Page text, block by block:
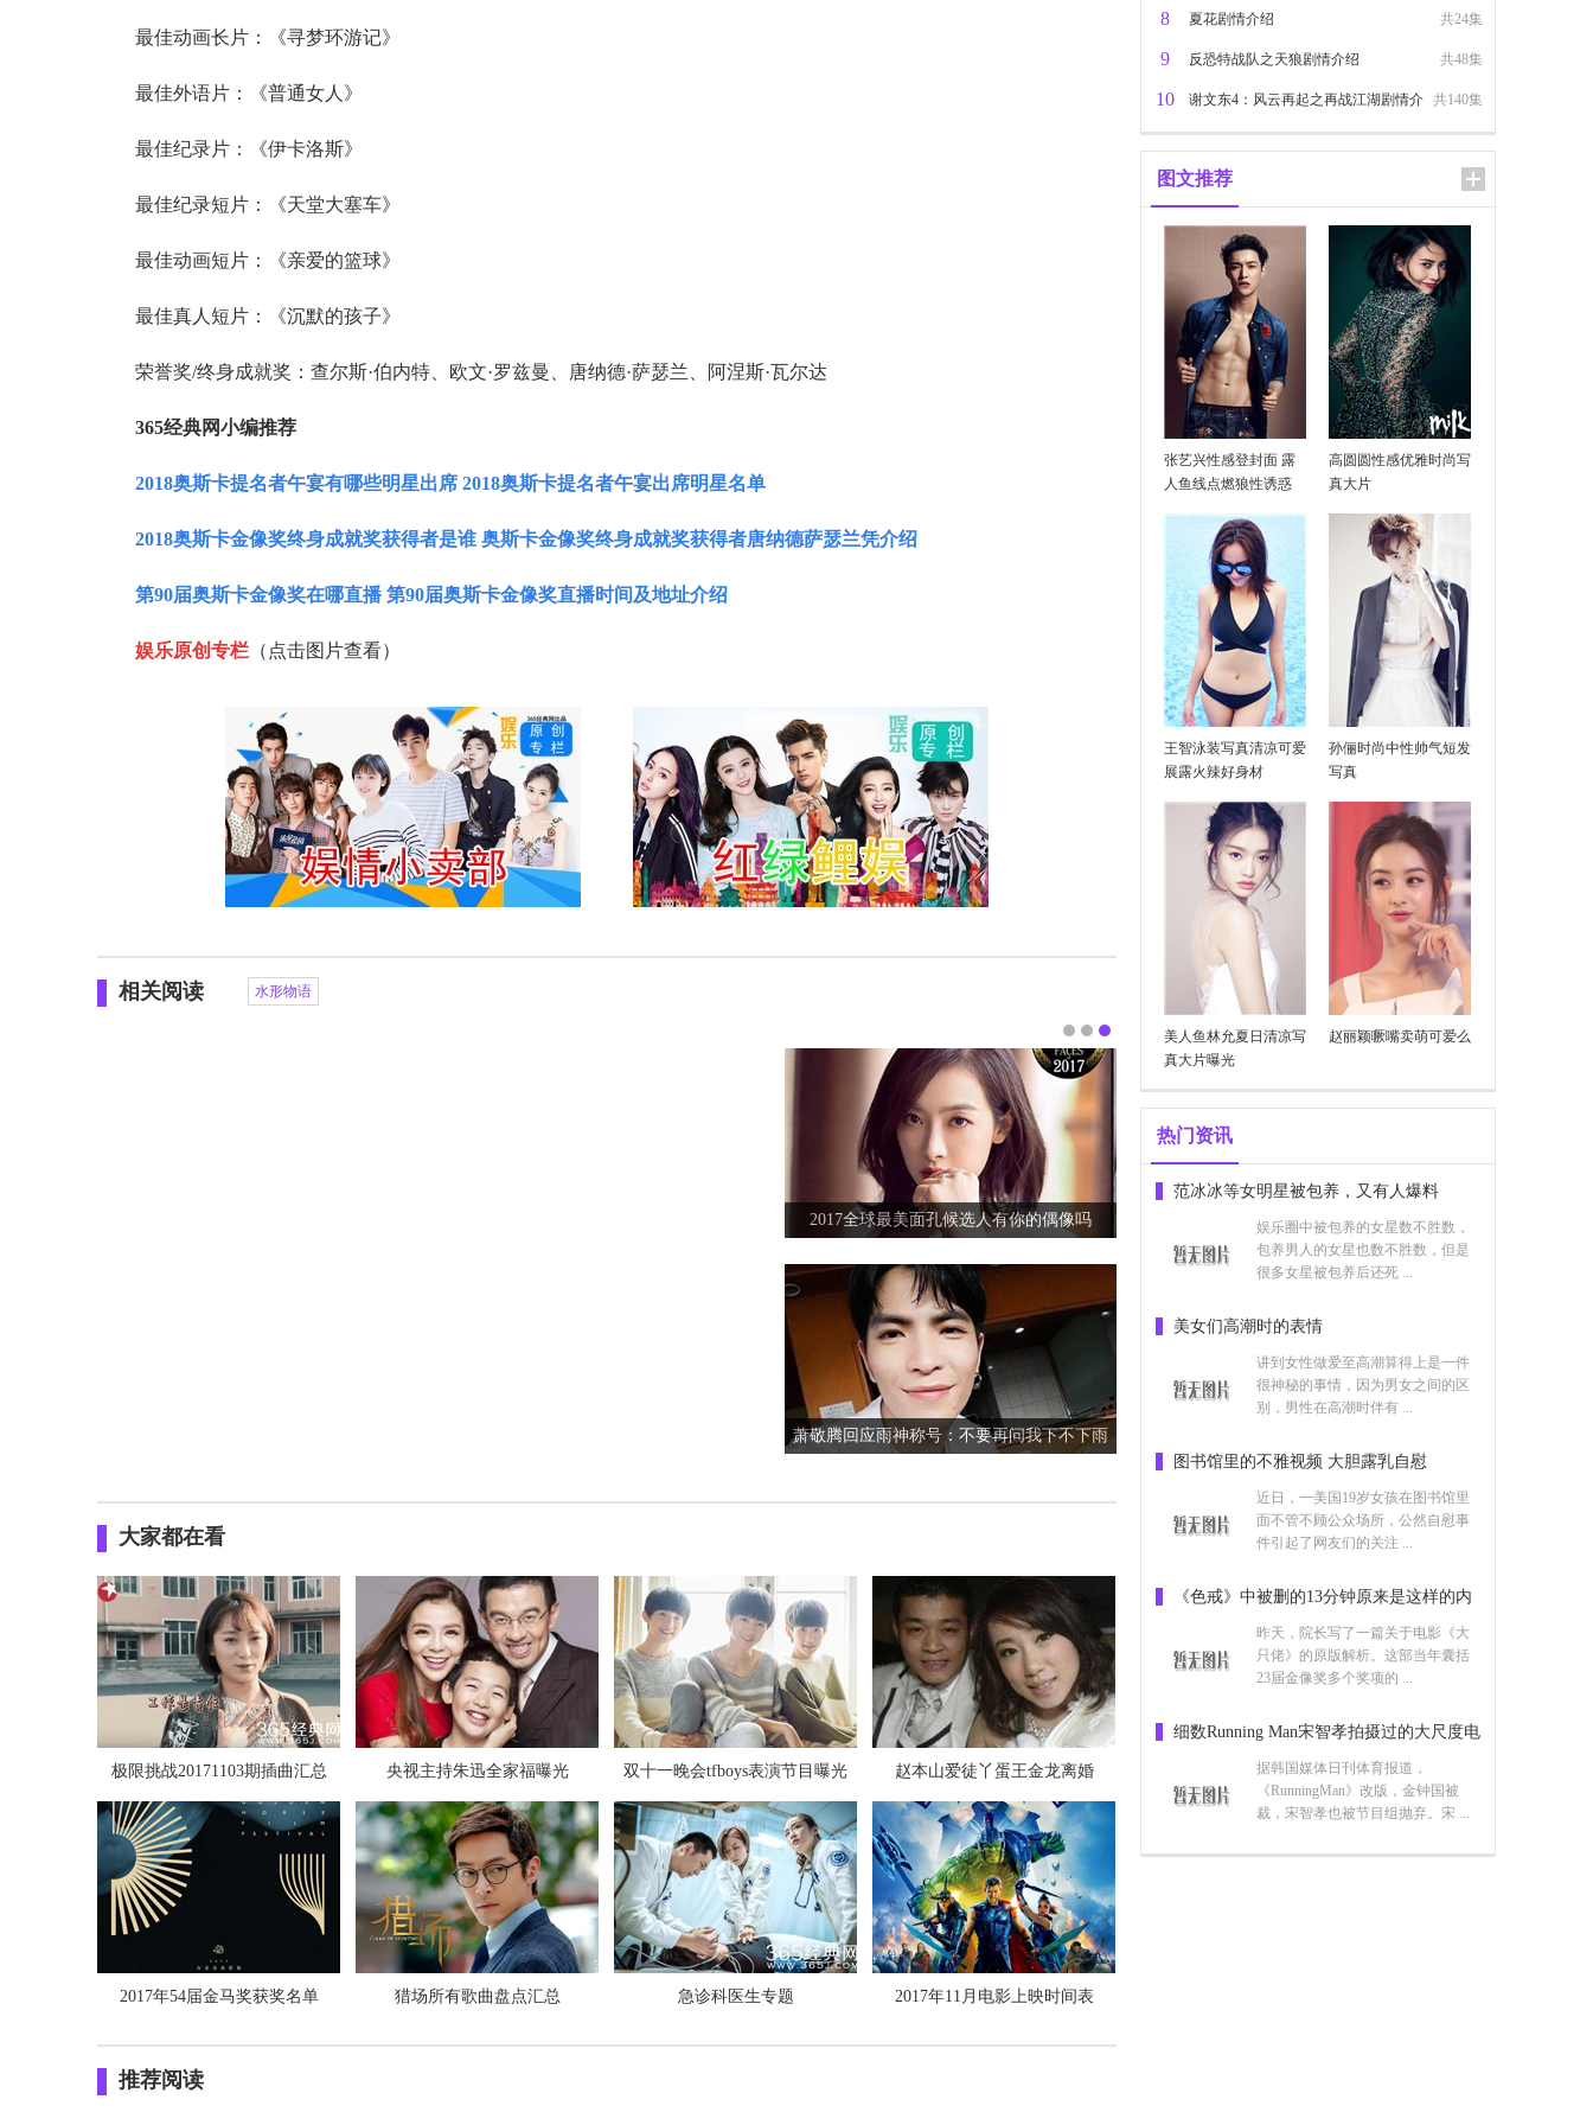
最佳动画长片：《寻梦环游记》
最佳外语片：《普通女人》
最佳纪录片：《伊卡洛斯》
最佳纪录短片：《天堂大塞车》
最佳动画短片：《亲爱的篮球》
最佳真人短片：《沉默的孩子》
荣誉奖/终身成就奖：查尔斯·伯内特、欧文·罗兹曼、唐纳德·萨瑟兰、阿涅斯·瓦尔达
365经典网小编推荐
2018奥斯卡提名者午宴有哪些明星出席 2018奥斯卡提名者午宴出席明星名单
2018奥斯卡金像奖终身成就奖获得者是谁 奥斯卡金像奖终身成就奖获得者唐纳德萨瑟兰凭介绍
第90届奥斯卡金像奖在哪直播 第90届奥斯卡金像奖直播时间及地址介绍
娱乐原创专栏 （点击图片查看）
相关阅读 水形物语
胡歌薛佳凝美国约会再续前缘？
杨洋新歌就像是IDOL下载试听mv及歌词
张碧晨对狗仔爆粗口是真是假
极限挑战第三季第九期插曲背景音乐整理
大家都在看
极限挑战20171103期插曲汇总 央视主持朱迅全家福曝光 双十一晚会tfboys表演节目曝光 赵本山爱徒丫蛋王金龙离婚
2017年54届金马奖获奖名单 猎场所有歌曲盘点汇总 急诊科医生专题 2017年11月电影上映时间表
推荐阅读
8 共24集
夏花剧情介绍
9 共48集
反恐特战队之天狼剧情介绍
10 共140集
谢文东4：风云再起之再战江湖剧情介
绍
图文推荐
张艺兴性感登封面 露
人鱼线点燃狼性诱惑
高圆圆性感优雅时尚写
真大片
王智泳装写真清凉可爱
展露火辣好身材
孙俪时尚中性帅气短发
写真
美人鱼林允夏日清凉写
真大片曝光
赵丽颖噘嘴卖萌可爱么
热门资讯
范冰冰等女明星被包养，又有人爆料
娱乐圈中被包养的女星数不胜数，
包养男人的女星也数不胜数，但是
很多女星被包养后还死 ...
美女们高潮时的表情
讲到女性做爱至高潮算得上是一件
很神秘的事情，因为男女之间的区
别，男性在高潮时伴有 ...
图书馆里的不雅视频 大胆露乳自慰
近日，一美国19岁女孩在图书馆里
面不管不顾公众场所，公然自慰事
件引起了网友们的关注 ...
《色戒》中被删的13分钟原来是这样的内
昨天，院长写了一篇关于电影《大
只佬》的原版解析。这部当年囊括
23届金像奖多个奖项的 ...
细数Running Man宋智孝拍摄过的大尺度电
据韩国媒体日刊体育报道，
《RunningMan》改版，金钟国被
裁，宋智孝也被节目组抛弃。宋 ...